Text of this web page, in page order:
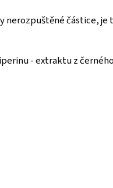
částice,
- extraktu z